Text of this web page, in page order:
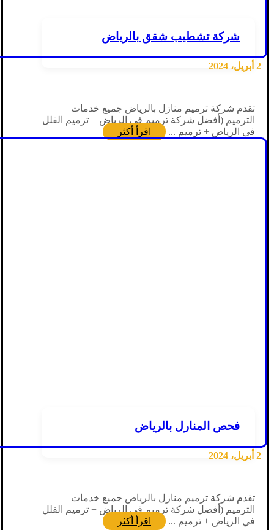
شركة تشطيب شقق بالرياض
2 أبريل، 2024
تقدم شركة ترميم منازل بالرياض جميع خدمات
الترميم (أفضل شركة ترميم في الرياض + ترميم الفلل
في الرياض + ترميم ...
اقرأ أكثر
فحص المنارل بالرياض
2 أبريل، 2024
تقدم شركة ترميم منازل بالرياض جميع خدمات
الترميم (أفضل شركة ترميم في الرياض + ترميم الفلل
في الرياض + ترميم ...
اقرأ أكثر